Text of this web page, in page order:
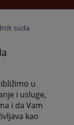
suda
u
i usluge,
i da Vam
kao